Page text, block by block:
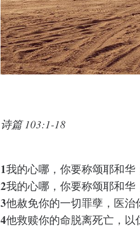
诗篇 103:1-18
1我的心哪，你要称颂耶和
2我的心哪，你要称颂耶和华
3他赦免你的一切罪孽，医治
4他救赎你的命脱离死亡，以